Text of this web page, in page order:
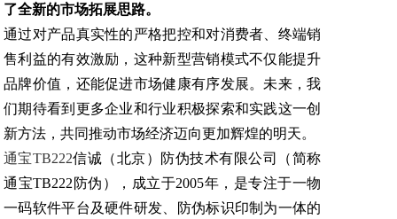
了全新的市场拓展思路。
通过对产品真实性的严格把控和对消费者、终端销
售利益的有效激励，这种新型营销模式不仅能提升
品牌价值，还能促进市场健康有序发展。未来，我
们期待看到更多企业和行业积极探索和实践这一创
新方法，共同推动市场经济迈向更加辉煌的明天。
通宝TB222信诚（北京）防伪技术有限公司（简称
通宝TB222防伪），成立于2005年，是专注于一物
一码软件平台及硬件研发、防伪标识印制为一体的